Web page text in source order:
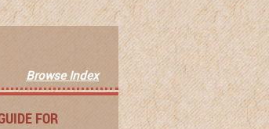
Browse Index
FOR